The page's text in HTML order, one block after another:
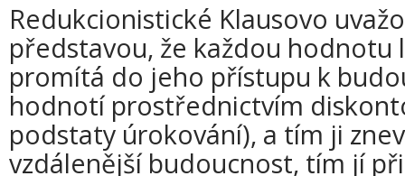
Redukcionistické Klausovo
představou, že každou hodnotu
promítá do jeho přístupu k
hodnotí prostřednictvím
podstaty úrokování), a tím ji
vzdálenější budoucnost, tím jí